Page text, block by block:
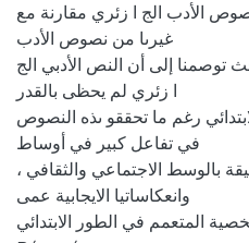
الأدب الج ا زئري مقارنة مع
غيرىا من نصوص الأدب
توصمنا إلى أن النص الأدبي الج
ا زئري لم يحظى بالقدر
رغم ما تحققو ىذه النصوص
في تفاعل كبير في أوساط
بالوسط الاجتماعي والثقافي ،
وانعكاساتيا الايجابية عمى
المتعمم في الطور الابتدائي .